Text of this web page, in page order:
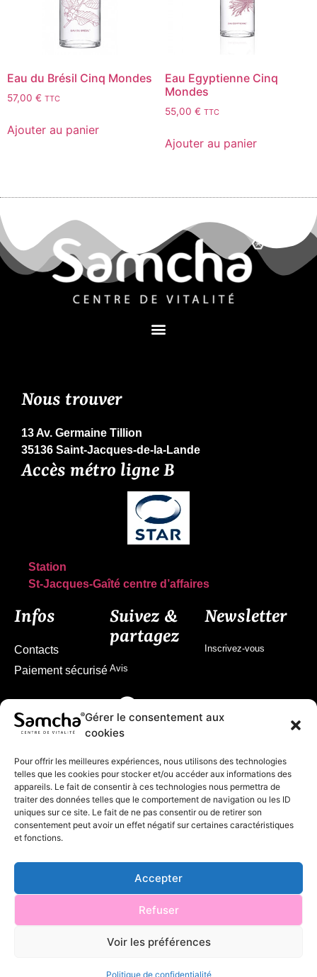
Gérer le consentement aux
cookies
Pour offrir les meilleures expériences, nous utilisons des technologies
telles que les cookies pour stocker et/ou accéder aux informations des
appareils. Le fait de consentir à ces technologies nous permettra de
traiter des données telles que le comportement de navigation ou les ID
uniques sur ce site. Le fait de ne pas consentir ou de retirer son
consentement peut avoir un effet négatif sur certaines caractéristiques
et fonctions.
Accepter
Refuser
Voir les préférences
Politique de confidentialité
Eau du Brésil Cinq Mondes
57,00 € TTC
Ajouter au panier
Eau Egyptienne Cinq
Mondes
55,00 € TTC
Ajouter au panier
Nous trouver
13 Av. Germaine Tillion
35136 Saint-Jacques-de-la-Lande
Accès métro ligne B
Station
St-Jacques-Gaîté centre d’affaires
Infos
Contacts
Paiement sécurisé
Suivez &
partagez
Avis
Newsletter
Inscrivez-vous